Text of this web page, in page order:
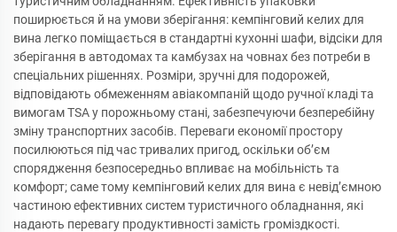
поширюється й на умови зберігання: кемпінговий келих для
вина легко поміщається в стандартні кухонні шафи, відсіки для
зберігання в автодомах та камбузах на човнах без потреби в
спеціальних рішеннях. Розміри, зручні для подорожей,
відповідають обмеженням авіакомпаній щодо ручної кладі та
вимогам TSA у порожньому стані, забезпечуючи безперебійну
зміну транспортних засобів. Переваги економії простору
посилюються під час тривалих пригод, оскільки об’єм
спорядження безпосередньо впливає на мобільність та
комфорт; саме тому кемпінговий келих для вина є невід’ємною
частиною ефективних систем туристичного обладнання, які
надають перевагу продуктивності замість громіздкості.